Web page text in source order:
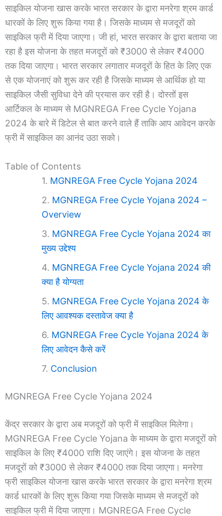
साइकिल योजना खास करके भारत सरकार के द्वारा मनरेगा श्रम कार्ड
धारकों के लिए शुरू किया गया है। जिसके माध्यम से मजदूरों को
साइकिल फ्री में दिया जाएगा। जी हां, भारत सरकार के द्वारा बताया जा
रहा है इस योजना के तहत मजदूरों को ₹3000 से लेकर ₹4000
तक दिया जाएगा। भारत सरकार लगातार मजदूरों के हित के लिए एक
से एक योजनाएं को शुरू कर रही है जिसके माध्यम से आर्थिक हो या
साइकिल जैसी सुविधा देने की प्रयास कर रही है। दोस्तों इस
आर्टिकल के माध्यम से MGNREGA Free Cycle Yojana
2024 के बारे में डिटेल से बात करने वाले हैं ताकि आप आवेदन करके
फ्री में साइकिल का आनंद उठा सको।
Table of Contents
MGNREGA Free Cycle Yojana 2024
MGNREGA Free Cycle Yojana 2024 –
Overview
MGNREGA Free Cycle Yojana 2024 का
मुख्य उद्देश्य
MGNREGA Free Cycle Yojana 2024 की
क्या है योग्यता
MGNREGA Free Cycle Yojana 2024 के
लिए आवश्यक दस्तावेज क्या है
MGNREGA Free Cycle Yojana 2024 के
लिए आवेदन कैसे करें
Conclusion
MGNREGA Free Cycle Yojana 2024
केंद्र सरकार के द्वारा अब मजदूरों को फ्री में साइकिल मिलेगा।
MGNREGA Free Cycle Yojana के माध्यम के द्वारा मजदूरों को
साइकिल के लिए ₹4000 राशि दिए जाएंगे। इस योजना के तहत
मजदूरों को ₹3000 से लेकर ₹4000 तक दिया जाएगा। मनरेगा
फ्री साइकिल योजना खास करके भारत सरकार के द्वारा मनरेगा श्रम
कार्ड धारकों के लिए शुरू किया गया जिसके माध्यम से मजदूरों को
साइकिल फ्री में दिया जाएगा। MGNREGA Free Cycle